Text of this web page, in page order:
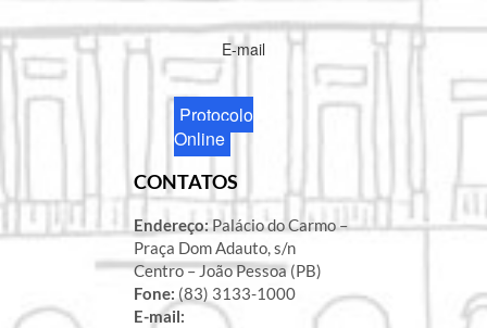
E-mail
Protocolo
Online
CONTATOS
Endereço:Palácio do Carmo –
Praça Dom Adauto, s/n
Centro – João Pessoa (PB)
Fone: (83) 3133-1000
E-mail: